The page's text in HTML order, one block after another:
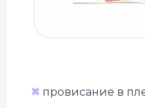
✖ провисание в